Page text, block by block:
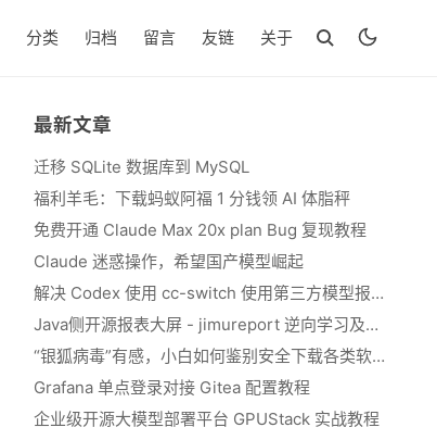
分类 归档 留言 友链 关于
最新文章
迁移 SQLite 数据库到 MySQL
福利羊毛：下载蚂蚁阿福 1 分钱领 AI 体脂秤
免费开通 Claude Max 20x plan Bug 复现教程
Claude 迷惑操作，希望国产模型崛起
解决 Codex 使用 cc-switch 使用第三方模型报错 We&#039;re currently experiencing high demand, which may cause temporary errors.
Java侧开源报表大屏 - jimureport 逆向学习及二开思路
“银狐病毒”有感，小白如何鉴别安全下载各类软件
Grafana 单点登录对接 Gitea 配置教程
企业级开源大模型部署平台 GPUStack 实战教程